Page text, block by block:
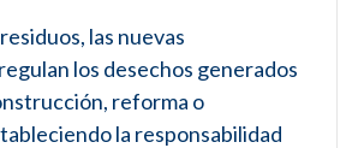
las nuevas
los desechos generados
reforma o
la responsabilidad